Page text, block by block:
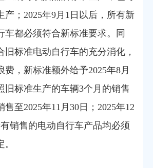
产；2025年9月1日以后，所有新
车都必须符合新标准要求。同
旧标准电动自行车的充分消化，
费，新标准额外给予2025年8月
旧标准生产的车辆3个月的销售
至2025年11月30日；2025年12
销售的电动自行车产品均必须